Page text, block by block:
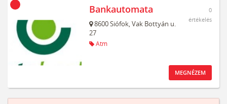
Bankautomata
8600Siófok,Vak Bottyán u.
27
Atm
0
értékelés
MEGNÉZEM